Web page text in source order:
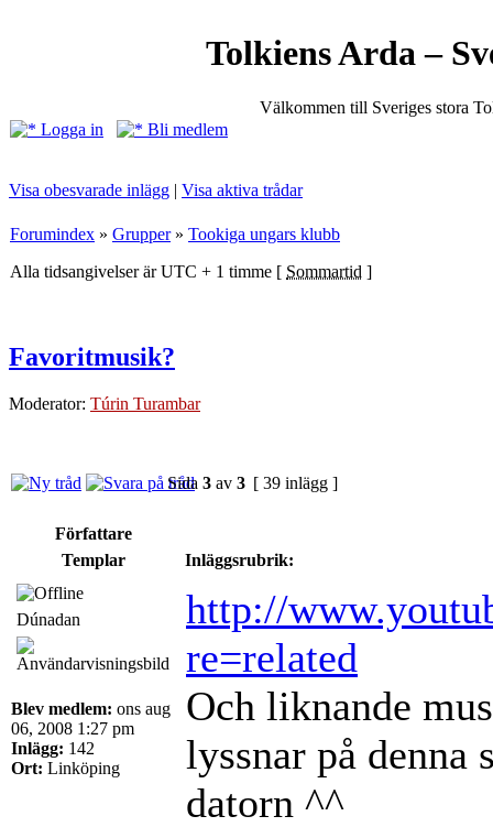
Tolkiens Arda –
Välkommen till Sveriges stora
Logga in
Bli medlem
Visa obesvarade inlägg | Visa aktiva trådar
Forumindex » Grupper» Tookiga ungars klubb
Alla tidsangivelser är UTC + 1 timme [ Sommartid ]
Favoritmusik?
Moderator: Túrin Turambar
Sida 3 av 3 [ 39 inlägg ]
Författare
Templar
Inläggsrubrik:
Dúnadan
Blev medlem: ons aug
06, 2008 1:27 pm
Inlägg: 142
Ort: Linköping
http://
re=related
Och liknande
lyssnar på denna
datorn ^^